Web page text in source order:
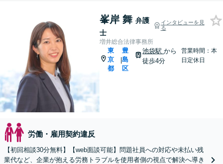
峯岸 舞 弁護
士
インタビューを見
る
増井総合法律事務所
東
京
都
|
豊
島
区
池袋駅から
徒歩4分
営業時間：本
日定休日
労働・雇用契約違反
【初回相談30分無料】【web面談可能】問題社員への対応や未払い残
業代など、企業が抱える労務トラブルを使用者側の視点で解決へ導き